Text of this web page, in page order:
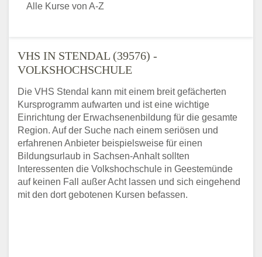
VHS IN STENDAL (39576) -
VOLKSHOCHSCHULE
Die VHS Stendal kann mit einem breit gefächerten
Kursprogramm aufwarten und ist eine wichtige
Einrichtung der Erwachsenenbildung für die gesamte
Region. Auf der Suche nach einem seriösen und
erfahrenen Anbieter beispielsweise für einen
Bildungsurlaub in Sachsen-Anhalt sollten
Interessenten die Volkshochschule in Geestemünde
auf keinen Fall außer Acht lassen und sich eingehend
mit den dort gebotenen Kursen befassen.
Alle Kurse von A-Z